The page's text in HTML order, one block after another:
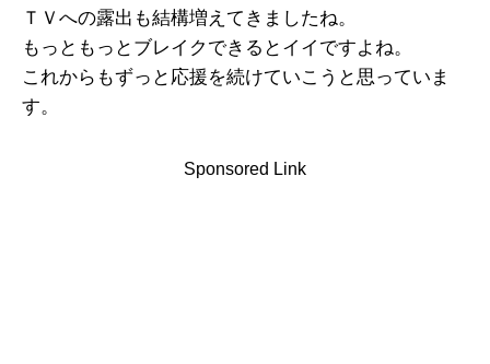
ＴＶへの露出も結構増えてきましたね。
もっともっとブレイクできるとイイですよね。
これからもずっと応援を続けていこうと思っていま
す。
Sponsored Link